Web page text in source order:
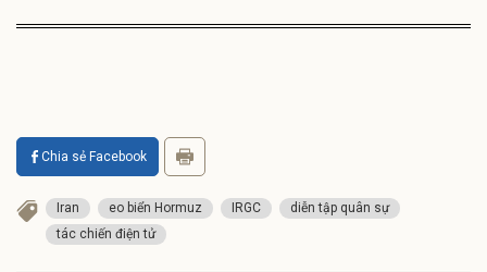
Chia sẻ Facebook
Iran eo biển Hormuz IRGC
diễn tập quân sự
tác chiến điện tử